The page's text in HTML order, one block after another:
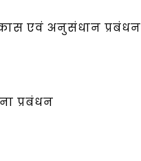
एवं अनुसंधान प्रबंधन
प्रबंधन